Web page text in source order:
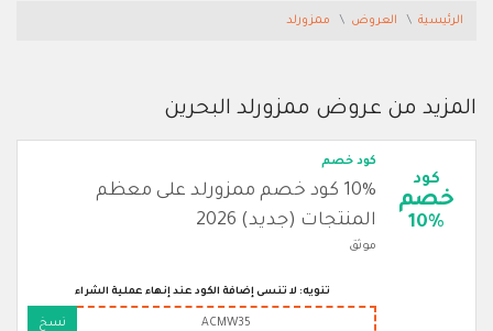
الرئيسية العروض ممزورلد
المزيد من عروض ممزورلد البحرين
كود
خصم
10%
كود خصم
10% كود خصم ممزورلد على معظم
المنتجات (جديد) 2026
موثق
تنويه: لا تنسى إضافة الكود عند إنهاء عملية الشراء
ACMW35 نسخ